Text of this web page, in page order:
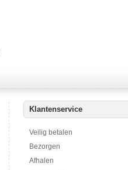
Klantenservice
Veilig betalen
Bezorgen
Afhalen